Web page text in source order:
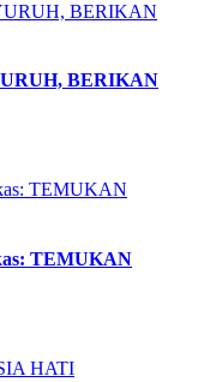
BERIKAN
TEMUKAN